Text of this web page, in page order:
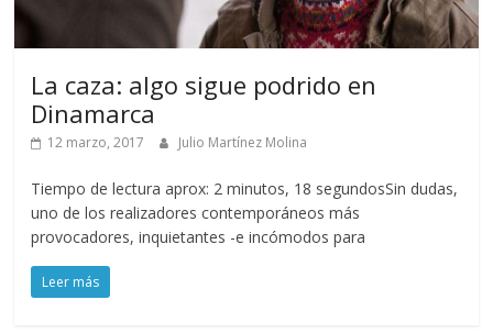
La caza: algo sigue podrido en
Dinamarca
12 marzo, 2017 Julio Martínez Molina
Tiempo de lectura aprox: 2 minutos, 18 segundosSin dudas,
uno de los realizadores contemporáneos más
provocadores, inquietantes -e incómodos para
Leer más